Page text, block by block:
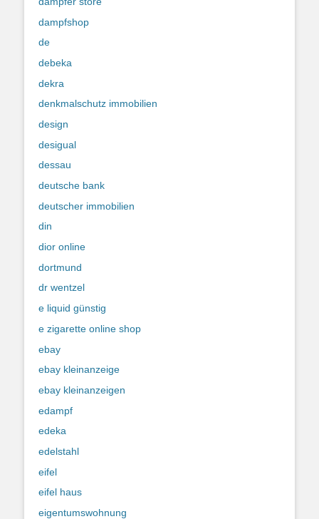
dampfshop
de
debeka
dekra
denkmalschutz immobilien
design
desigual
dessau
deutsche bank
deutscher immobilien
din
dior online
dortmund
dr wentzel
e liquid günstig
e zigarette online shop
ebay
ebay kleinanzeige
ebay kleinanzeigen
edampf
edeka
edelstahl
eifel
eifel haus
eigentumswohnung